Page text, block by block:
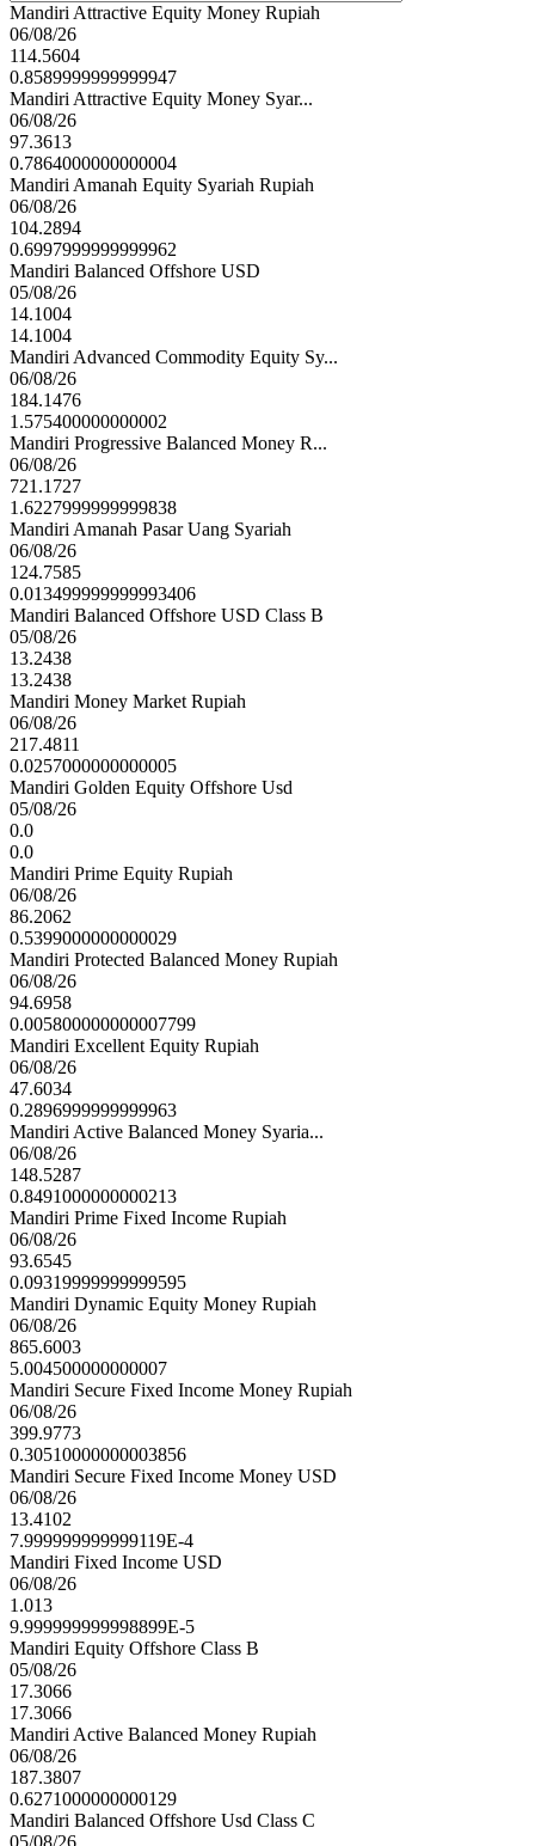
Mandiri Attractive Equity Money Rupiah
06/08/26
114.5604
0.8589999999999947
Mandiri Attractive Equity Money Syar...
06/08/26
97.3613
0.7864000000000004
Mandiri Amanah Equity Syariah Rupiah
06/08/26
104.2894
0.6997999999999962
Mandiri Balanced Offshore USD
05/08/26
14.1004
14.1004
Mandiri Advanced Commodity Equity Sy...
06/08/26
184.1476
1.575400000000002
Mandiri Progressive Balanced Money R...
06/08/26
721.1727
1.6227999999999838
Mandiri Amanah Pasar Uang Syariah
06/08/26
124.7585
0.013499999999993406
Mandiri Balanced Offshore USD Class B
05/08/26
13.2438
13.2438
Mandiri Money Market Rupiah
06/08/26
217.4811
0.0257000000000005
Mandiri Golden Equity Offshore Usd
05/08/26
0.0
0.0
Mandiri Prime Equity Rupiah
06/08/26
86.2062
0.5399000000000029
Mandiri Protected Balanced Money Rupiah
06/08/26
94.6958
0.005800000000007799
Mandiri Excellent Equity Rupiah
06/08/26
47.6034
0.2896999999999963
Mandiri Active Balanced Money Syaria...
06/08/26
148.5287
0.8491000000000213
Mandiri Prime Fixed Income Rupiah
06/08/26
93.6545
0.09319999999999595
Mandiri Dynamic Equity Money Rupiah
06/08/26
865.6003
5.004500000000007
Mandiri Secure Fixed Income Money Rupiah
06/08/26
399.9773
0.30510000000003856
Mandiri Secure Fixed Income Money USD
06/08/26
13.4102
7.999999999999119E-4
Mandiri Fixed Income USD
06/08/26
1.013
9.999999999998899E-5
Mandiri Equity Offshore Class B
05/08/26
17.3066
17.3066
Mandiri Active Balanced Money Rupiah
06/08/26
187.3807
0.6271000000000129
Mandiri Balanced Offshore Usd Class C
05/08/26